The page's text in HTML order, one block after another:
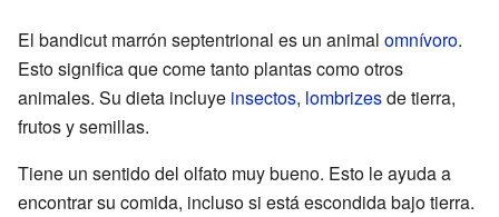
El bandicut marrón septentrional es un animal omnívoro.
Esto significa que come tanto plantas como otros
animales. Su dieta incluye insectos, lombrizesde tierra,
frutos y semillas.
Tiene un sentido del olfato muy bueno. Esto le ayuda a
encontrar su comida, incluso si está escondida bajo tierra.